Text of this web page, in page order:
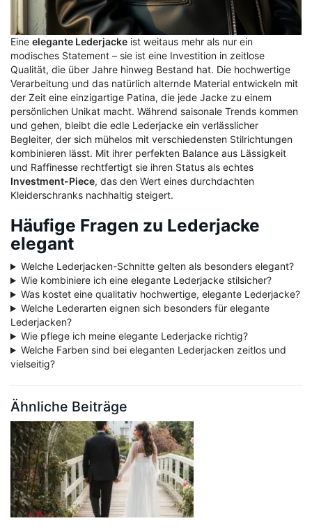
Eine elegante Lederjacke ist weitaus mehr als nur ein
modisches Statement – sie ist eine Investition in zeitlose
Qualität, die über Jahre hinweg Bestand hat. Die hochwertige
Verarbeitung und das natürlich alternde Material entwickeln mit
der Zeit eine einzigartige Patina, die jede Jacke zu einem
persönlichen Unikat macht. Während saisonale Trends kommen
und gehen, bleibt die edle Lederjacke ein verlässlicher
Begleiter, der sich mühelos mit verschiedensten Stilrichtungen
kombinieren lässt. Mit ihrer perfekten Balance aus Lässigkeit
und Raffinesse rechtfertigt sie ihren Status als echtes
Investment-Piece, das den Wert eines durchdachten
Kleiderschranks nachhaltig steigert.
Häufige Fragen zu Lederjacke
elegant
Welche Lederjacken-Schnitte gelten als besonders elegant?
Wie kombiniere ich eine elegante Lederjacke stilsicher?
Was kostet eine qualitativ hochwertige, elegante Lederjacke?
Welche Lederarten eignen sich besonders für elegante
Lederjacken?
Wie pflege ich meine elegante Lederjacke richtig?
Welche Farben sind bei eleganten Lederjacken zeitlos und
vielseitig?
Ähnliche Beiträge